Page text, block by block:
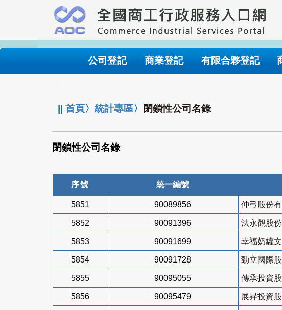
要
內
公司登記 商業登記 有限合夥登記
||首頁〉統計專區〉 閉鎖性公司名錄
閉鎖性公司名錄
序號 統一編號
5851 90089856 仲弓股份
5852 90091396 法永觀股
5853 90091699 幸福奶罐
5854 90091728 勁立國際
5855 90095055 傳承投資
5856 90095479 展昇投資